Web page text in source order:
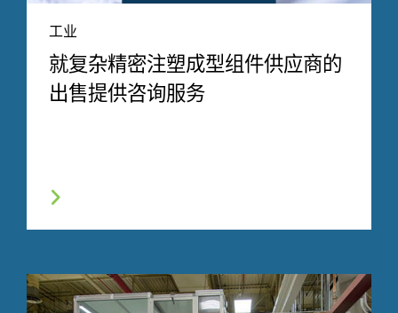
工业
就复杂精密注塑成型组件供应商的
出售提供咨询服务